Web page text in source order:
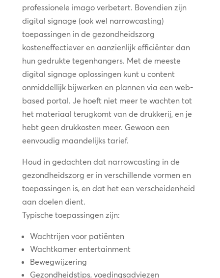
professionele imago verbetert. Bovendien zijn
digital signage (ook wel narrowcasting)
toepassingen in de gezondheidszorg
kosteneffectiever en aanzienlijk efficiënter dan
hun gedrukte tegenhangers. Met de meeste
digital signage oplossingen kunt u content
onmiddellijk bijwerken en plannen via een web-
based portal. Je hoeft niet meer te wachten tot
het materiaal terugkomt van de drukkerij, en je
hebt geen drukkosten meer. Gewoon een
eenvoudig maandelijks tarief.
Houd in gedachten dat narrowcasting in de
gezondheidszorg er in verschillende vormen en
toepassingen is, en dat het een verscheidenheid
aan doelen dient.
Typische toepassingen zijn:
Wachtrijen voor patiënten
Wachtkamer entertainment
Bewegwijzering
Gezondheidstips, voedingsadviezen